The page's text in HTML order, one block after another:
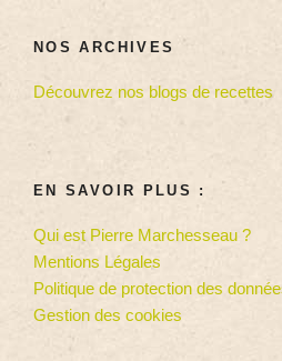
NOS ARCHIVES
Découvrez nos blogs de recettes
EN SAVOIR PLUS :
Qui est Pierre Marchesseau ?
Mentions Légales
Politique de protection des
Gestion des cookies